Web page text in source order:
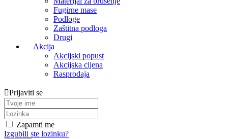
Fugirne mase
Podloge
Zaštitna podloga
Drugi
Akcija
Akcijski popust
Akcijska cijena
Rasprodaja
Prijaviti se
Zapamti me
Izgubili ste lozinku?